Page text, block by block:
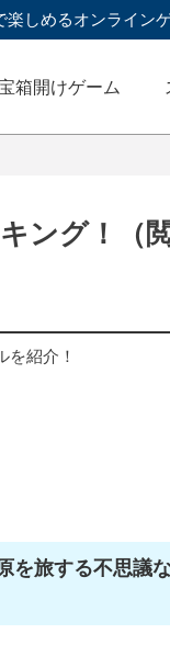
楽しめるオンライン
箱開けゲーム
ング！（
紹介！
を旅する不思議